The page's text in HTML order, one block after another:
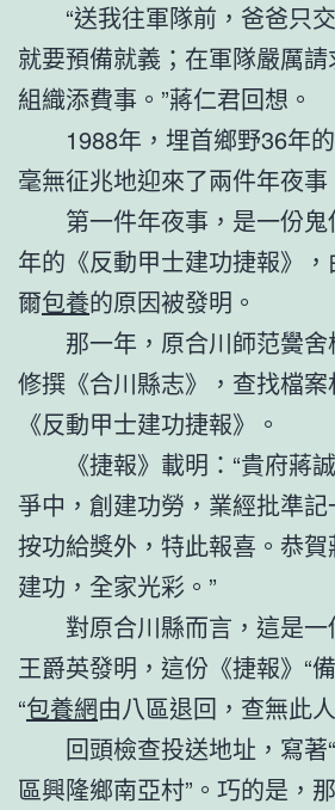
“送我往軍隊前，爸爸只
就要預備就義；在軍隊嚴厲
組織添費事。”蔣仁君回想。
1988年，埋首鄉野36年的
毫無征兆地迎來了兩件年夜事
第一件年夜事，是一份鬼
年的《反動甲士建功捷報》
爾包養的原因被發明。
那一年，原合川師范黌舍
修撰《合川縣志》，查找檔
《反動甲士建功捷報》。
《捷報》載明：“貴府蔣
爭中，創建功勞，業經批準
按功給獎外，特此報喜。恭
建功，全家光彩。”
對原合川縣而言，這是一
王爵英發明，這份《捷報》“
“包養網由八區退回，查無此人
回頭檢查投送地址，寫著
區興隆鄉南亞村”。巧的是，